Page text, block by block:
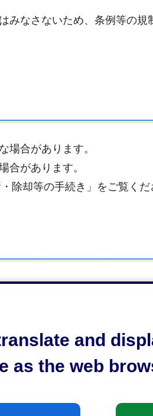
and
as the web
なさないため、条例等の規
場合があります。
合があります。
除却等の手続き」をご覧くだ
告物業者）は、静岡市に登録
告業者等に静岡市屋外広告